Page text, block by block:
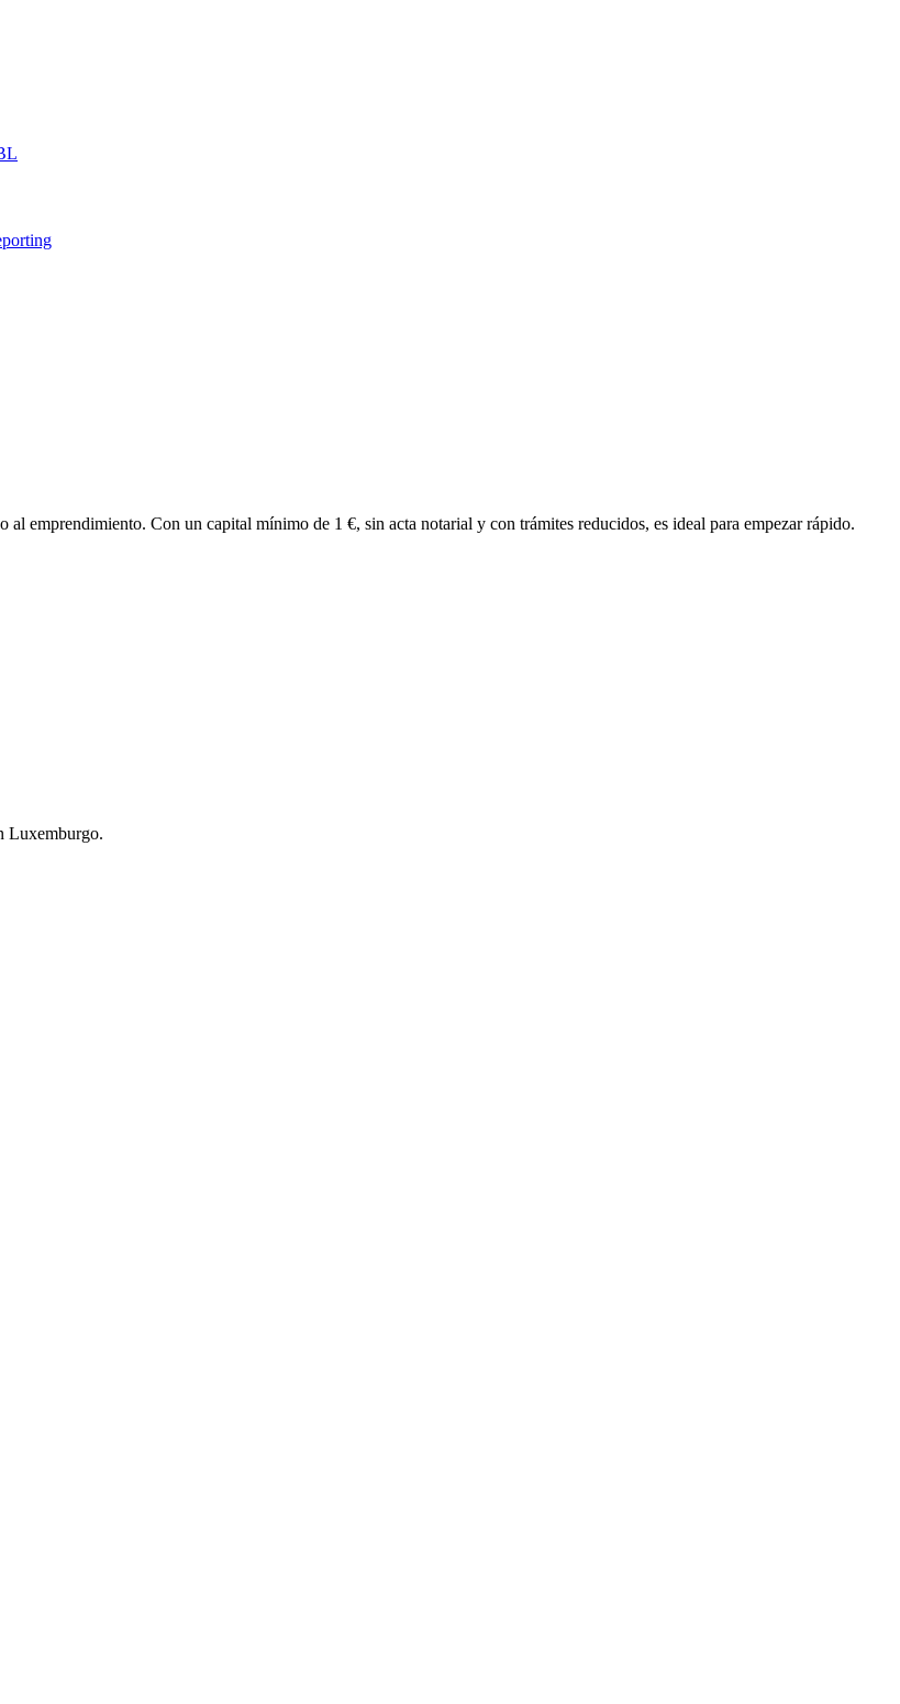
emprendimiento. Con un capital mínimo de 1 €, sin acta notarial y con trámites reducidos, es ideal para empezar rápido.
Luxemburgo.